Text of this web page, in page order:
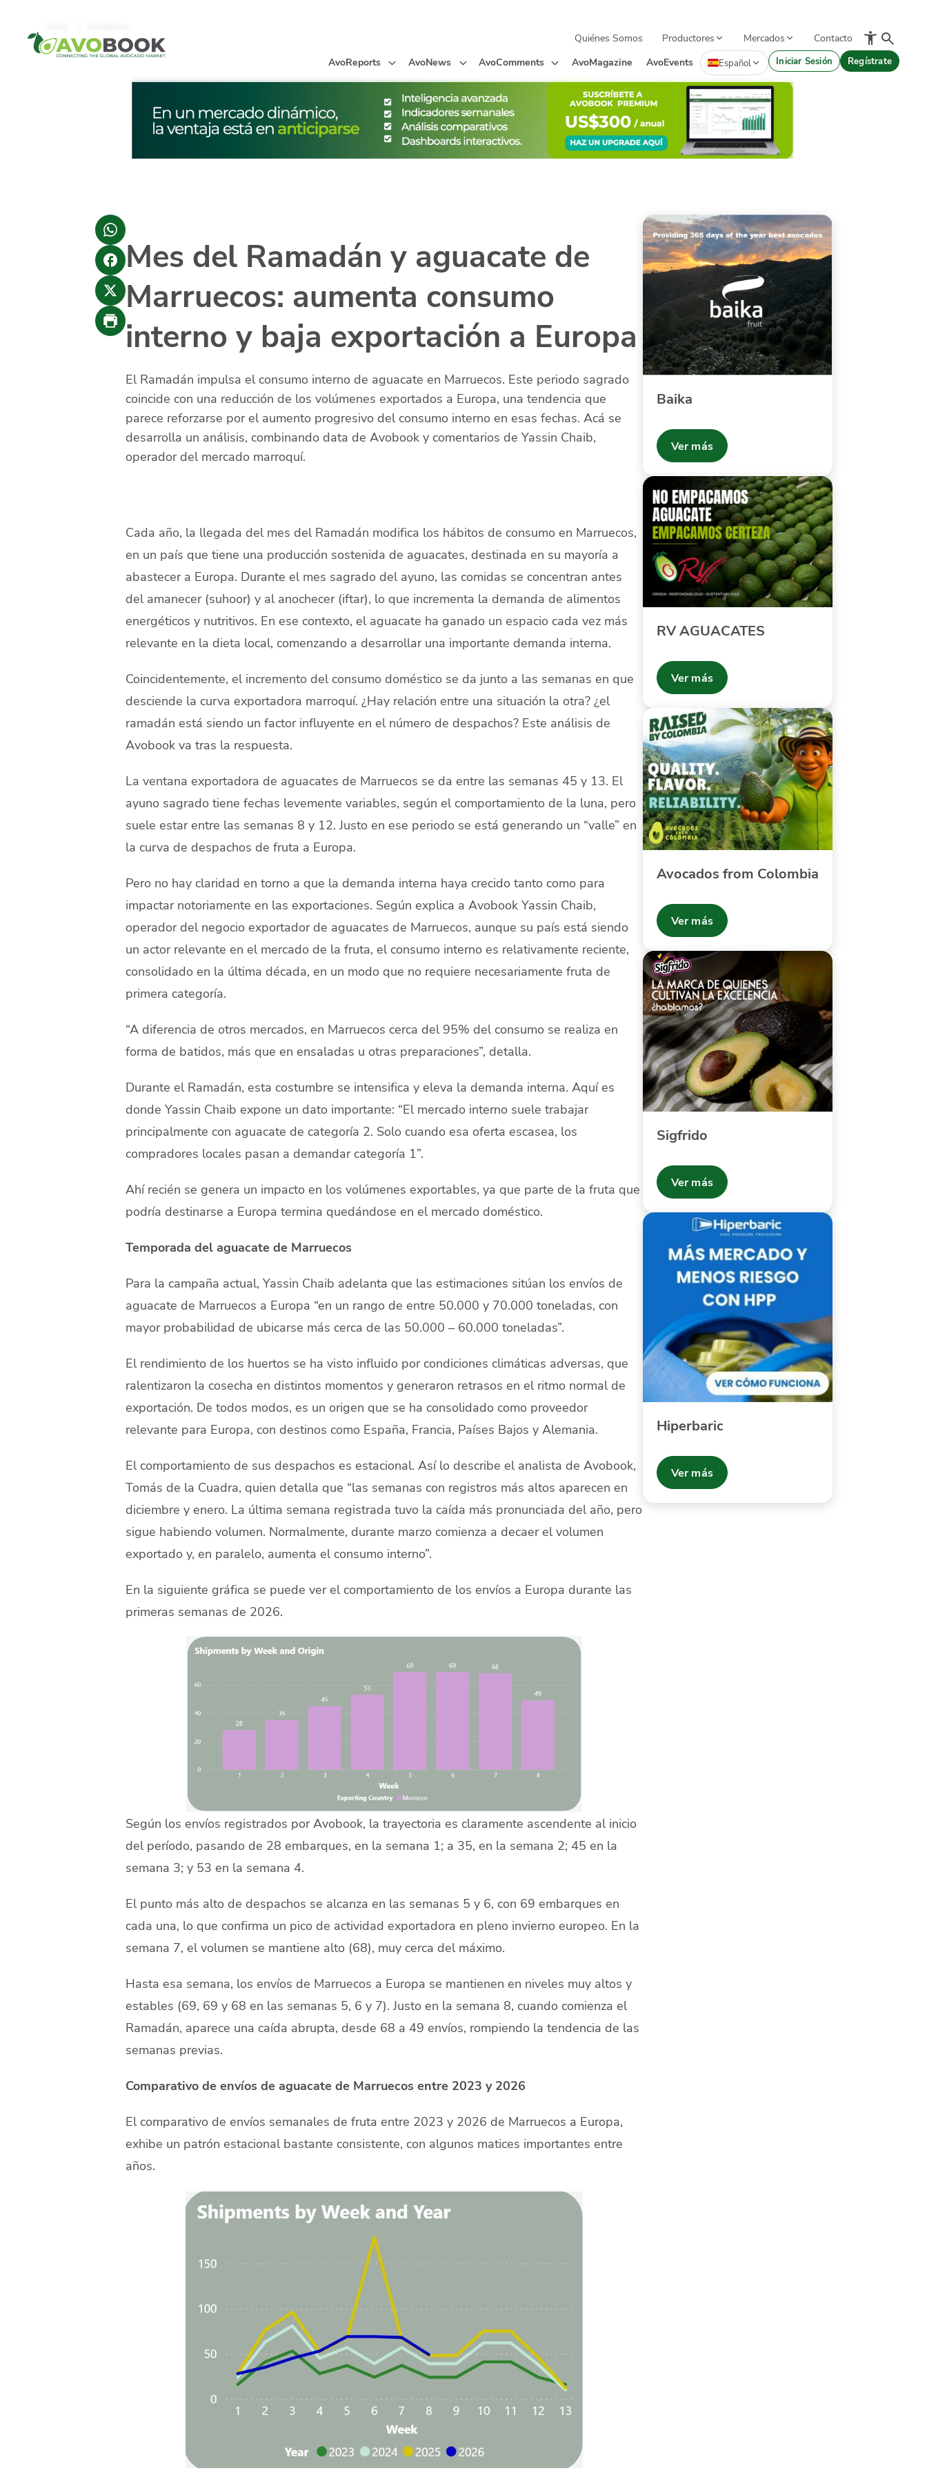
Quiénes Somos Productores Mercados
Contacto
AvoReports
AvoNews AvoComments AvoMagazine AvoEvents Español Iniciar Sesión Regístrate
Mes del Ramadán y aguacate de
Marruecos: aumenta consumo
interno y baja exportación a Europa
El Ramadán impulsa el consumo interno de aguacate en Marruecos. Este periodo sagrado
coincide con una reducción de los volúmenes exportados a Europa, una tendencia que
parece reforzarse por el aumento progresivo del consumo interno en esas fechas. Acá se
desarrolla un análisis, combinando data de Avobook y comentarios de Yassin Chaib,
operador del mercado marroquí.
Cada año, la llegada del mes del Ramadán modifica los hábitos de consumo en Marruecos,
en un país que tiene una producción sostenida de aguacates, destinada en su mayoría a
abastecer a Europa. Durante el mes sagrado del ayuno, las comidas se concentran antes
del amanecer (suhoor) y al anochecer (iftar), lo que incrementa la demanda de alimentos
energéticos y nutritivos. En ese contexto, el aguacate ha ganado un espacio cada vez más
relevante en la dieta local, comenzando a desarrollar una importante demanda interna.
Coincidentemente, el incremento del consumo doméstico se da junto a las semanas en que
desciende la curva exportadora marroquí. ¿Hay relación entre una situación la otra? ¿el
ramadán está siendo un factor influyente en el número de despachos? Este análisis de
Avobook va tras la respuesta.
La ventana exportadora de aguacates de Marruecos se da entre las semanas 45 y 13. El
ayuno sagrado tiene fechas levemente variables, según el comportamiento de la luna, pero
suele estar entre las semanas 8 y 12. Justo en ese periodo se está generando un “valle” en
la curva de despachos de fruta a Europa.
Pero no hay claridad en torno a que la demanda interna haya crecido tanto como para
impactar notoriamente en las exportaciones. Según explica a Avobook Yassin Chaib,
operador del negocio exportador de aguacates de Marruecos, aunque su país está siendo
un actor relevante en el mercado de la fruta, el consumo interno es relativamente reciente,
consolidado en la última década, en un modo que no requiere necesariamente fruta de
primera categoría.
“A diferencia de otros mercados, en Marruecos cerca del 95% del consumo se realiza en
forma de batidos, más que en ensaladas u otras preparaciones”, detalla.
Durante el Ramadán, esta costumbre se intensifica y eleva la demanda interna. Aquí es
donde Yassin Chaib expone un dato importante: “El mercado interno suele trabajar
principalmente con aguacate de categoría 2. Solo cuando esa oferta escasea, los
compradores locales pasan a demandar categoría 1”.
Ahí recién se genera un impacto en los volúmenes exportables, ya que parte de la fruta que
podría destinarse a Europa termina quedándose en el mercado doméstico.
Temporada del aguacate de Marruecos
Para la campaña actual, Yassin Chaib adelanta que las estimaciones sitúan los envíos de
aguacate de Marruecos a Europa “en un rango de entre 50.000 y 70.000 toneladas, con
mayor probabilidad de ubicarse más cerca de las 50.000 – 60.000 toneladas”.
El rendimiento de los huertos se ha visto influido por condiciones climáticas adversas, que
ralentizaron la cosecha en distintos momentos y generaron retrasos en el ritmo normal de
exportación. De todos modos, es un origen que se ha consolidado como proveedor
relevante para Europa, con destinos como España, Francia, Países Bajos y Alemania.
El comportamiento de sus despachos es estacional. Así lo describe el analista de Avobook,
Tomás de la Cuadra, quien detalla que “las semanas con registros más altos aparecen en
diciembre y enero. La última semana registrada tuvo la caída más pronunciada del año, pero
sigue habiendo volumen. Normalmente, durante marzo comienza a decaer el volumen
exportado y, en paralelo, aumenta el consumo interno”.
En la siguiente gráfica se puede ver el comportamiento de los envíos a Europa durante las
primeras semanas de 2026.
Según los envíos registrados por Avobook, la trayectoria es claramente ascendente al inicio
del período, pasando de 28 embarques, en la semana 1; a 35, en la semana 2; 45 en la
semana 3; y 53 en la semana 4.
El punto más alto de despachos se alcanza en las semanas 5 y 6, con 69 embarques en
cada una, lo que confirma un pico de actividad exportadora en pleno invierno europeo. En la
semana 7, el volumen se mantiene alto (68), muy cerca del máximo.
Hasta esa semana, los envíos de Marruecos a Europa se mantienen en niveles muy altos y
estables (69, 69 y 68 en las semanas 5, 6 y 7). Justo en la semana 8, cuando comienza el
Ramadán, aparece una caída abrupta, desde 68 a 49 envíos, rompiendo la tendencia de las
semanas previas.
Comparativo de envíos de aguacate de Marruecos entre 2023 y 2026
El comparativo de envíos semanales de fruta entre 2023 y 2026 de Marruecos a Europa,
exhibe un patrón estacional bastante consistente, con algunos matices importantes entre
años.
Baika
Ver más
RV AGUACATES
Ver más
Avocados from Colombia
Ver más
Sigfrido
Ver más
Hiperbaric
Ver más